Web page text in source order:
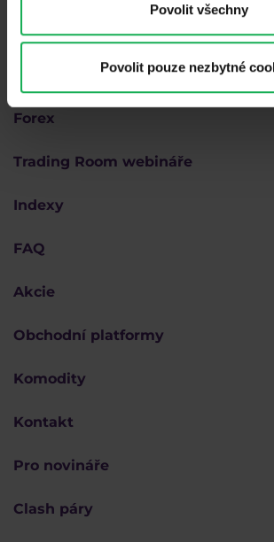
Povolit všechny
Povolit pouze nezbytné
Proč Purple
Forex
Trading Room webináře
Indexy
FAQ
Akcie
Obchodní platformy
Komodity
Kontakt
Pro novináře
Clash páry